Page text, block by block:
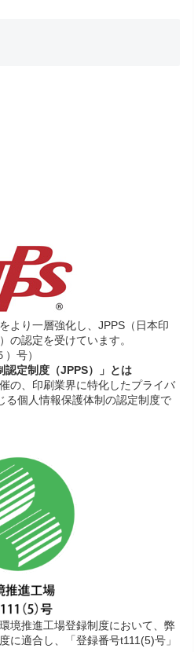
より一層強化し、JPPS（日本印
の認定を受けています。
号）
認定制度（JPPS）」とは
の、印刷業界に特化したプライバ
る個人情報保護体制の認定制度で
境推進工場登録制度において、弊
に適合し、「登録番号t111(5)号」